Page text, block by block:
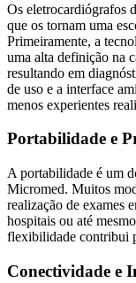
Os eletrocardiógrafos
que os tornam uma
Primeiramente, a
uma alta definição na
resultando em
de uso e a interface
menos experientes
Portabilidade e
A portabilidade é um
Micromed. Muitos
realização de exames
hospitais ou até
flexibilidade contribui
Conectividade e